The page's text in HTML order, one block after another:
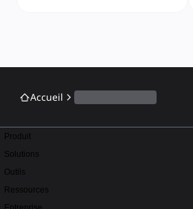
Accueil
Produit
Solutions
Outils
Ressources